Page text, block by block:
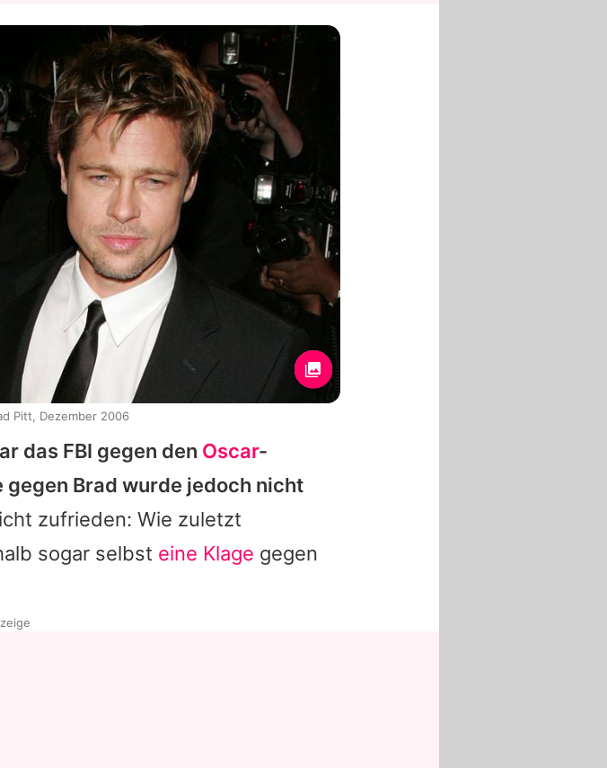
das FBI gegen den Oscar-
gegen Brad wurde jedoch nicht
zufrieden: Wie zuletzt
sogar selbst eine Klage gegen
Pitt, Dezember 2006